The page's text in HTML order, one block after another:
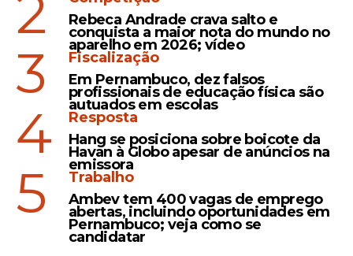
distribui valores de forma ampla, mesmo
quando o prêmio principal não sai.
Leia Também
Dupla Sena
Dupla Sena 2945 (15/04):
prêmio principal acumula e
sorteio de sexta-feira chega
Rebeca Andrade crava salto e
conquista a maior nota do mundo no
aparelho em 2026; vídeo
3
Fiscalização
Em Pernambuco, dez falsos
profissionais de educação física são
autuados em escolas
4
Resposta
Hang se posiciona sobre boicote da
Havan à Globo apesar de anúncios na
emissora
5
Trabalho
Ambev tem 400 vagas de emprego
abertas, incluindo oportunidades em
Pernambuco; veja como se
candidatar